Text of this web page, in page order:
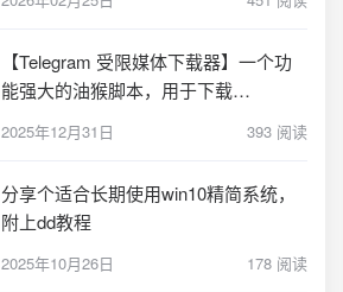
【Telegram 受限媒体下载器】一个功
能强大的油猴脚本，用于下载
支持最佳质量下载
2025年12月31日 393 阅读
分享个适合长期使用win10精简系统，
附上dd教程
2025年10月26日 178 阅读